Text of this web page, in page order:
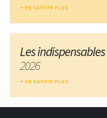
EN SAVOIR PLUS
Les indispensables
2026
EN SAVOIR PLUS